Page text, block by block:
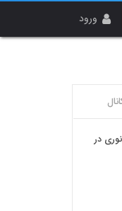
ورود
در